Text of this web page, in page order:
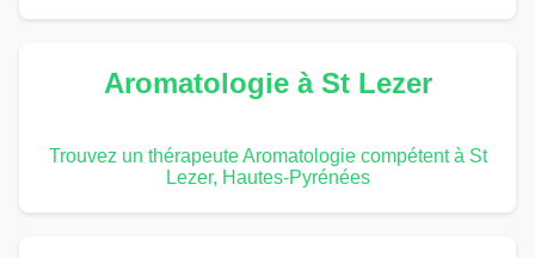
Aromatologie à St Lezer
Trouvez un thérapeute Aromatologie compétent à St
Lezer, Hautes-Pyrénées